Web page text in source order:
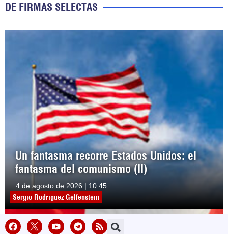
DE FIRMAS SELECTAS
Un fantasma recorre Estados Unidos: el
fantasma del comunismo (II)
4 de agosto de 2026 | 10:45
Sergio Rodríguez Gelfenstein